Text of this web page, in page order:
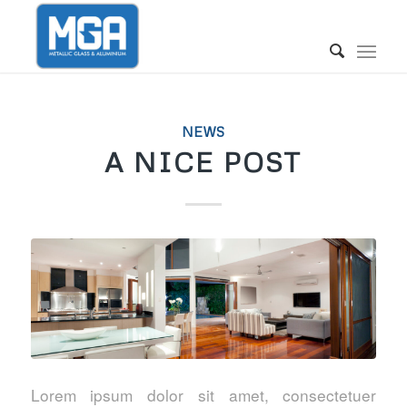
NEWS
A NICE POST
Lorem ipsum dolor sit amet, consectetuer